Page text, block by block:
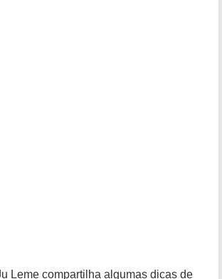
Leme compartilha algumas dicas de